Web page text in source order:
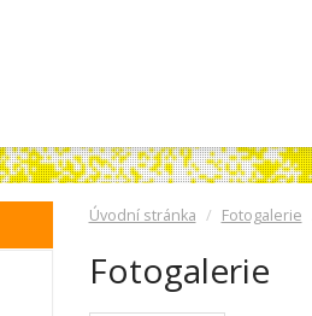
Úvodní stránka Fotogalerie
Fotogalerie